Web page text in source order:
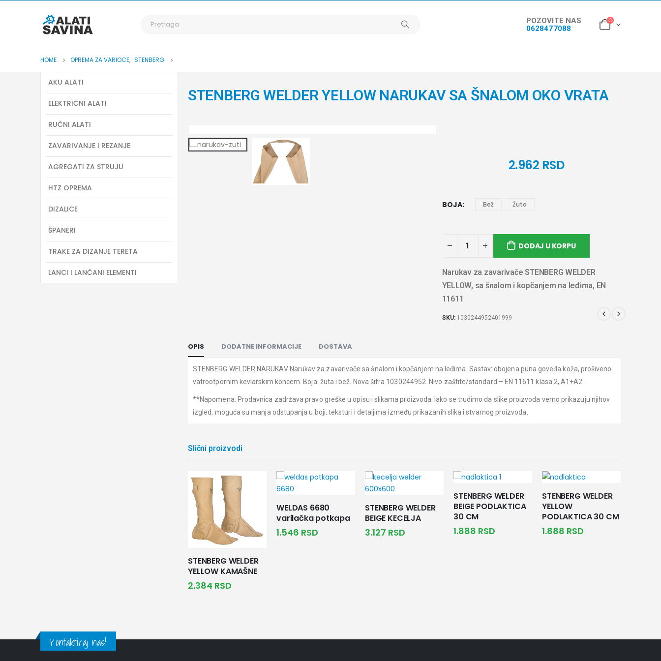
POZOVITE NAS
0628477088
HOME OPREMA ZA VARIOCE, STENBERG
STENBERG WELDER YELLOW NARUKAV SA ŠNALOM OKO VRATA
2.962 RSD
BOJA Bež Žuta
DODAJ U KORPU
Narukav za zavarivače STENBERG WELDER
YELLOW, sa šnalom i kopčanjem na leđima, EN
11611
SKU: 1030244952401999
OPIS DODATNE INFORMACIJE DOSTAVA
STENBERG WELDER NARUKAV Narukav za zavarivače sa šnalom i kopčanjem na leđima. Sastav: obojena puna goveđa koža, prošiveno
vatrootpornim kevlarskim koncem. Boja: žuta i bež. Nova šifra 1030244952. Nivo zaštite/standard – EN 11611 klasa 2, A1+A2.
**Napomena: Prodavnica zadržava pravo greške u opisu i slikama proizvoda. Iako se trudimo da slike proizvoda verno prikazuju njihov
izgled, moguća su manja odstupanja u boji, teksturi i detaljima između prikazanih slika i stvarnog proizvoda.
Slični proizvodi
STENBERG WELDER
YELLOW KAMAŠNE
2.384 RSD
WELDAS 6680
varilačka potkapa
1.546 RSD
STENBERG WELDER
BEIGE KECELJA
3.127 RSD
STENBERG WELDER
BEIGE PODLAKTICA
30 CM
1.888 RSD
STENBERG WELDER
YELLOW
PODLAKTICA 30 CM
1.888 RSD
AKU ALATI
ELEKTRIČNI ALATI
RUČNI ALATI
ZAVARIVANJE I REZANJE
AGREGATI ZA STRUJU
HTZ OPREMA
DIZALICE
ŠPANERI
TRAKE ZA DIZANJE TERETA
LANCI I LANČANI ELEMENTI
Kontaktiraj nas!